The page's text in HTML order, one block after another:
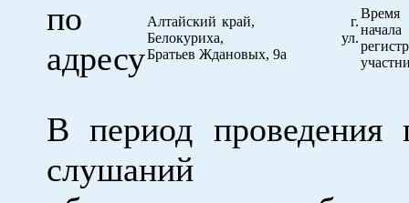
по
адресу
Алтайский край, г.
Белокуриха, ул.
Братьев Ждановых, 9а
Время
начала
В период проведения
слушаний